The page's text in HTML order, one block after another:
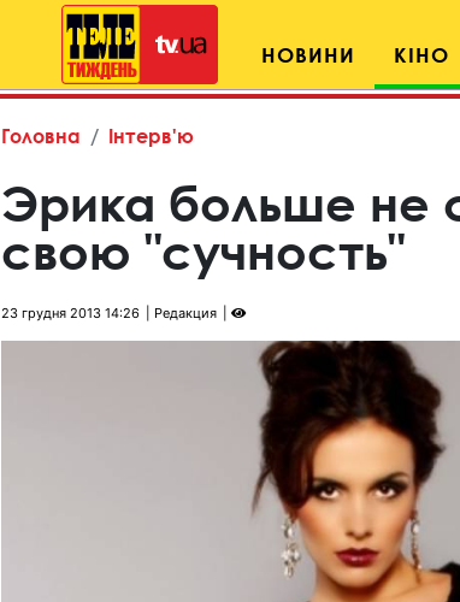
НОВИНИ КІНО
Головна Інтерв'ю
Эрика больше не
свою "сучность"
23 грудня 2013 14:26 Редакция